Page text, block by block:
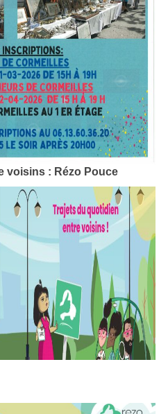
voisins : Rézo Pouce